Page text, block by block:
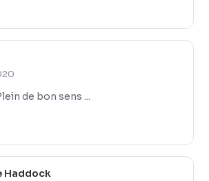
de bon sens ...
Haddock